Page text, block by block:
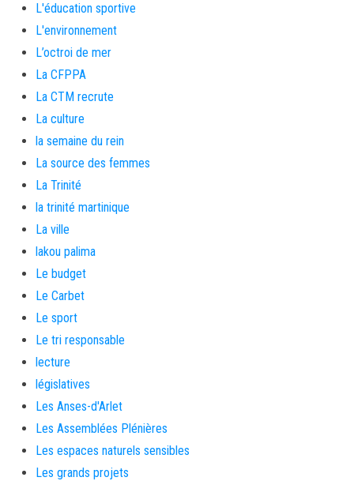
L'éducation sportive
L'environnement
L’octroi de mer
La CFPPA
La CTM recrute
La culture
la semaine du rein
La source des femmes
La Trinité
la trinité martinique
La ville
lakou palima
Le budget
Le Carbet
Le sport
Le tri responsable
lecture
législatives
Les Anses-d'Arlet
Les Assemblées Plénières
Les espaces naturels sensibles
Les grands projets